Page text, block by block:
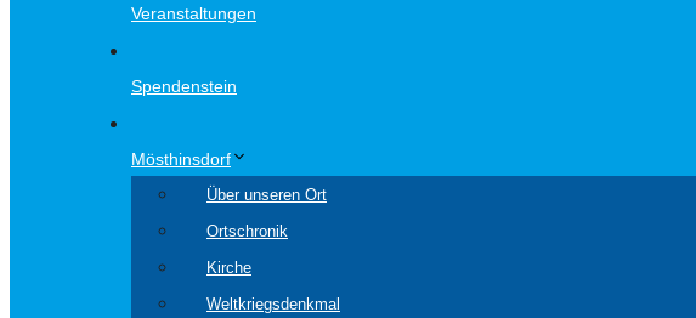
Veranstaltungen
Spendenstein
Mösthinsdorf
Über unseren Ort
Ortschronik
Kirche
Weltkriegsdenkmal